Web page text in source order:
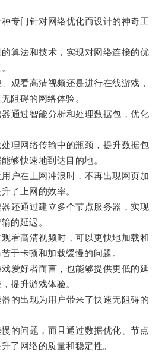
门针对网络优化而设计的神奇工
法和技术，实现对网络连接的优
看高清视频还是进行在线游戏，
阻碍的网络体验。
过智能分析和处理数据包，优化
网络传输中的瓶颈，提升数据包
够快速地到达目的地。
在上网冲浪时，不再出现网页加
了上网的效率。
通过建立多个节点服务器，实现
的延迟。
高清视频时，可以更快地加载和
于卡顿和加载缓慢的问题。
好者而言，也能够提供更低的延
提升游戏体验。
出现为用户带来了快速无阻碍的
问题，而且通过数据优化、节点
了网络的质量和稳定性。